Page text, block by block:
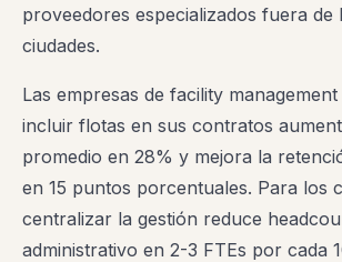
proveedores especializados fuera de
ciudades.
Las empresas de facility
incluir flotas en sus contratos
promedio en 28% y mejora la
en 15 puntos porcentuales. Para los
centralizar la gestión reduce
administrativo en 2-3 FTEs por cada